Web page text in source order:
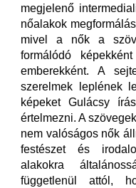
megjelenő
nőalakok
mivel a nők a
formálódó
emberekként. A
szerelmek leplének
képeket Gulácsy
értelmezni. A
nem valóságos nők
festészet és
alakokra
függetlenül attól,